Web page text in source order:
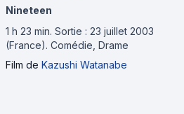
Nineteen
1 h 23 min. Sortie : 23 juillet 2003
(France). Comédie, Drame
Film de Kazushi Watanabe